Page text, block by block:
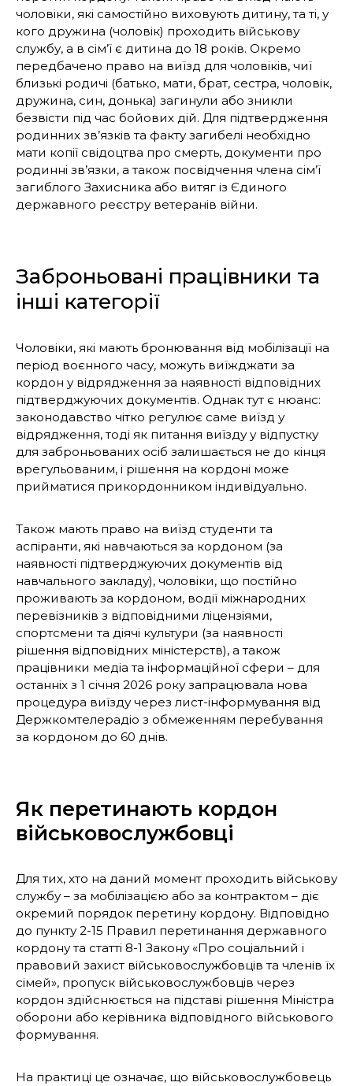
чоловіки, які самостійно виховують дитину, та ті, у
кого дружина (чоловік) проходить військову
службу, а в сім’ї є дитина до 18 років. Окремо
передбачено право на виїзд для чоловіків, чиї
близькі родичі (батько, мати, брат, сестра, чоловік,
дружина, син, донька) загинули або зникли
безвісти під час бойових дій. Для підтвердження
родинних зв’язків та факту загибелі необхідно
мати копії свідоцтва про смерть, документи про
родинні зв’язки, а також посвідчення члена сім’ї
загиблого Захисника або витяг із Єдиного
державного реєстру ветеранів війни.
Заброньовані працівники та
інші категорії
Чоловіки, які мають бронювання від мобілізації на
період воєнного часу, можуть виїжджати за
кордон у відрядження за наявності відповідних
підтверджуючих документів. Однак тут є нюанс:
законодавство чітко регулює саме виїзд у
відрядження, тоді як питання виїзду у відпустку
для заброньованих осіб залишається не до кінця
врегульованим, і рішення на кордоні може
прийматися прикордонником індивідуально.
Також мають право на виїзд студенти та
аспіранти, які навчаються за кордоном (за
наявності підтверджуючих документів від
навчального закладу), чоловіки, що постійно
проживають за кордоном, водії міжнародних
перевізників з відповідними ліцензіями,
спортсмени та діячі культури (за наявності
рішення відповідних міністерств), а також
працівники медіа та інформаційної сфери – для
останніх з 1 січня 2026 року запрацювала нова
процедура виїзду через лист-інформування від
Держкомтелерадіо з обмеженням перебування
за кордоном до 60 днів.
Як перетинають кордон
військовослужбовці
Для тих, хто на даний момент проходить військову
службу – за мобілізацією або за контрактом – діє
окремий порядок перетину кордону. Відповідно
до пункту 2-15 Правил перетинання державного
кордону та статті 8-1 Закону «Про соціальний і
правовий захист військовослужбовців та членів їх
сімей», пропуск військовослужбовців через
кордон здійснюється на підставі рішення Міністра
оборони або керівника відповідного військового
формування.
На практиці це означає, що військовослужбовець